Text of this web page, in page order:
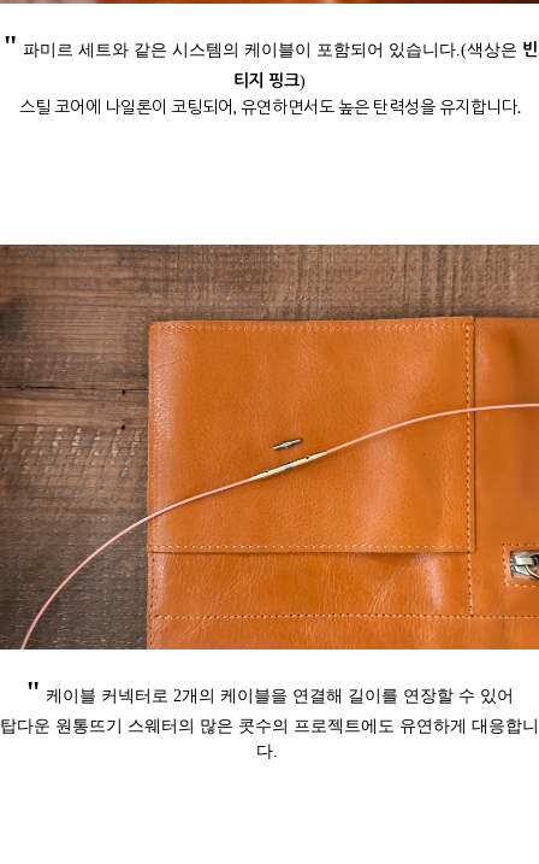
" 파미르 세트와 같은 시스템의 케이블이 포함되어 있습니다.(색상은 빈
티지 핑크)
스틸 코어에 나일론이 코팅되어, 유연하면서도 높은 탄력성을 유지합니다.
" 케이블 커넥터로 2개의 케이블을 연결해 길이를 연장할 수 있어
탑다운 원통뜨기 스웨터의 많은 콧수의 프로젝트에도 유연하게 대응합니
다.